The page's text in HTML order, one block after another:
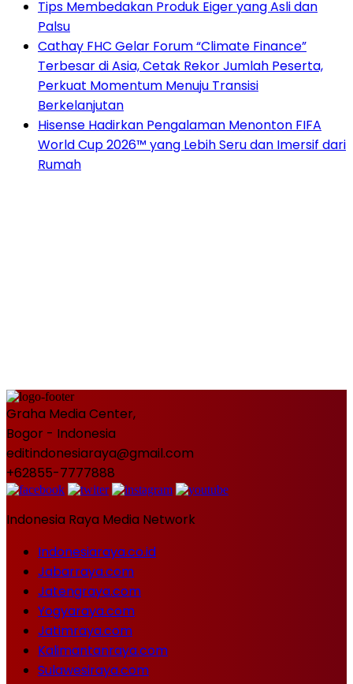
Tips Membedakan Produk Eiger yang Asli dan
Palsu
Cathay FHC Gelar Forum “Climate Finance”
Terbesar di Asia, Cetak Rekor Jumlah Peserta,
Perkuat Momentum Menuju Transisi
Berkelanjutan
Hisense Hadirkan Pengalaman Menonton FIFA
World Cup 2026™ yang Lebih Seru dan Imersif dari
Rumah
Graha Media Center,
Bogor - Indonesia
editindonesiaraya@gmail.com
+62855-7777888
Indonesia Raya Media Network
Indonesiaraya.co.id
Jabarraya.com
Jatengraya.com
Yogyaraya.com
Jatimraya.com
Kalimantanraya.com
Sulawesiraya.com